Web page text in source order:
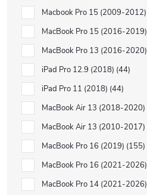
Macbook Pro 15 (2009-2012)
MacBook Pro 15 (2016-2019)
MacBook Pro 13 (2016-2020)
iPad Pro 12.9 (2018) 44
iPad Pro 11 (2018) 44
MacBook Air 13 (2018-2020)
MacBook Air 13 (2010-2017)
MacBook Pro 16 (2019) 155
MacBook Pro 16 (2021-2026)
MacBook Pro 14 (2021-2026)